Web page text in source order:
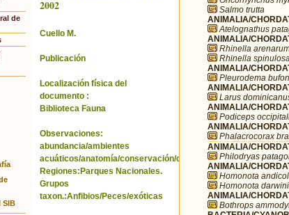
de
SIB
2002
Cuello M.
Publicación
Localización física del
documento :
Biblioteca Fauna
Observaciones:
abundancia/ambientes
acuáticos/anatomía/conservación/distribución/hábitat/
Regiones:Parques Nacionales.
Grupos
taxon.:Anfibios/Peces/exóticas
Salmo trutta
ANIMALIA/
Atelognathus
ANIMALIA/
Rhinella
Rhinella
ANIMALIA/
Pleurodema
ANIMALIA/
Larus
ANIMALIA/
Podiceps
ANIMALIA/
Phalacrocorax
ANIMALIA/
Philodryas
ANIMALIA/
Homonota
Homonota
ANIMALIA/
Bothrops